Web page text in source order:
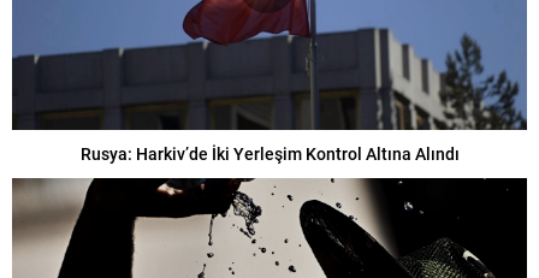
Rusya: Harkiv’de İki Yerleşim Kontrol Altına Alındı